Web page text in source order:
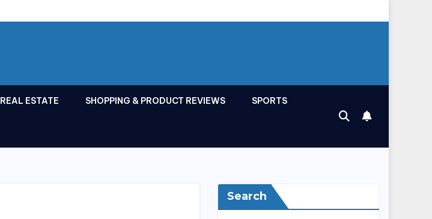
REAL ESTATE SHOPPING & PRODUCT REVIEWS SPORTS
Search